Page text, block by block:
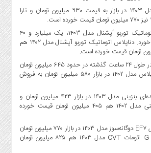
تارا اتوماتیک V۲ مدل ۱۴۰۳ در بازار به قیمت ۹۳۰ میلیون تومان و تارا
همچنین دناپلاس اتوماتیک توربو آپشنال مدل ۱۴۰۳، یک میلیارد و ۴۰
میلیون تومان قیمت خورد. دناپلاس اتوماتیک توربو آپشنال مدل ۱۴۰۲ هم
راناپلاس مدل ۱۴۰۳ در طول ۲۴ ساعت گذشته در حدود ۶۴۵ میلیون تومان
قیمت پیدا کرد. راناپلاس مدل ۱۴۰۲ در بازار ۵۸۰ میلیون تومان به فروش
همچنین ساینا S دنده‌ای بنزینی مدل ۱۴۰۳ در بازار ۴۲۳ میلیون تومان و
ساینا S دنده‌ای بنزینی مدل ۱۴۰۲ هم ۴۰۵ میلیون تومان قیمت خورده
اما سمند سورن پلاس EF۷ دوگانه‌سوز مدل ۱۴۰۳ در بازار ۷۷۰ میلیون تومان
فروخته شد. شاهین G اتومات CVT مدل ۱۴۰۳ هم ۸۲۵ میلیون تومان